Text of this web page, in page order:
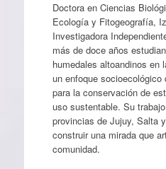
Doctora en Ciencias
Ecología y Fitogeografía,
Investigadora
más de doce años
humedales altoandinos en
un enfoque
para la conservación de
uso sustentable. Su
provincias de Jujuy, Salta
construir una mirada que
comunidad.